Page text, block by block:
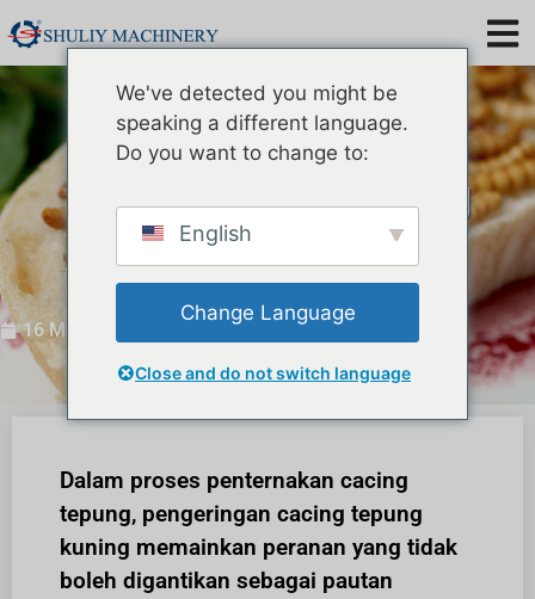
Mengapa perlu
pengeringan cacing
dalam penternakan
cacing serangga?
16 Mei 2024
Dalam proses penternakan cacing
tepung, pengeringan cacing tepung
kuning memainkan peranan yang tidak
boleh digantikan sebagai pautan
We've detected you might be
speaking a different language.
Do you want to change to:
English
Change Language
Close and do not switch language